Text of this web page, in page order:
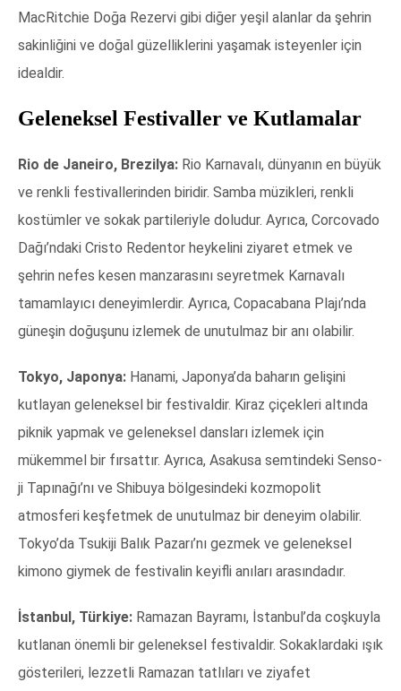
MacRitchie Doğa Rezervi gibi diğer yeşil alanlar da şehrin
sakinliğini ve doğal güzelliklerini yaşamak isteyenler için
idealdir.
Geleneksel Festivaller ve Kutlamalar
Rio de Janeiro, Brezilya: Rio Karnavalı, dünyanın en büyük
ve renkli festivallerinden biridir. Samba müzikleri, renkli
kostümler ve sokak partileriyle doludur. Ayrıca, Corcovado
Dağı’ndaki Cristo Redentor heykelini ziyaret etmek ve
şehrin nefes kesen manzarasını seyretmek Karnavalı
tamamlayıcı deneyimlerdir. Ayrıca, Copacabana Plajı’nda
güneşin doğuşunu izlemek de unutulmaz bir anı olabilir.
Tokyo, Japonya: Hanami, Japonya’da baharın gelişini
kutlayan geleneksel bir festivaldir. Kiraz çiçekleri altında
piknik yapmak ve geleneksel dansları izlemek için
mükemmel bir fırsattır. Ayrıca, Asakusa semtindeki Senso-
ji Tapınağı’nı ve Shibuya bölgesindeki kozmopolit
atmosferi keşfetmek de unutulmaz bir deneyim olabilir.
Tokyo’da Tsukiji Balık Pazarı’nı gezmek ve geleneksel
kimono giymek de festivalin keyifli anıları arasındadır.
İstanbul, Türkiye: Ramazan Bayramı, İstanbul’da coşkuyla
kutlanan önemli bir geleneksel festivaldir. Sokaklardaki ışık
gösterileri, lezzetli Ramazan tatlıları ve ziyafet